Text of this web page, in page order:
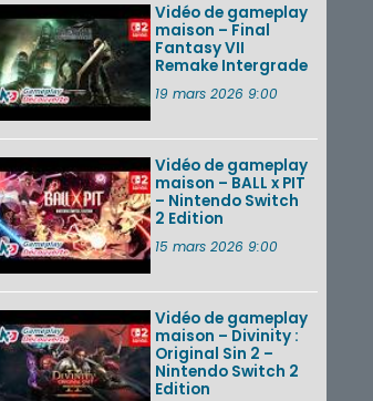
Vidéo de gameplay
maison – Final
Fantasy VII
Remake Intergrade
19 mars 2026 9:00
Vidéo de gameplay
maison – BALL x PIT
– Nintendo Switch
2 Edition
15 mars 2026 9:00
Vidéo de gameplay
maison – Divinity :
Original Sin 2 –
Nintendo Switch 2
Edition